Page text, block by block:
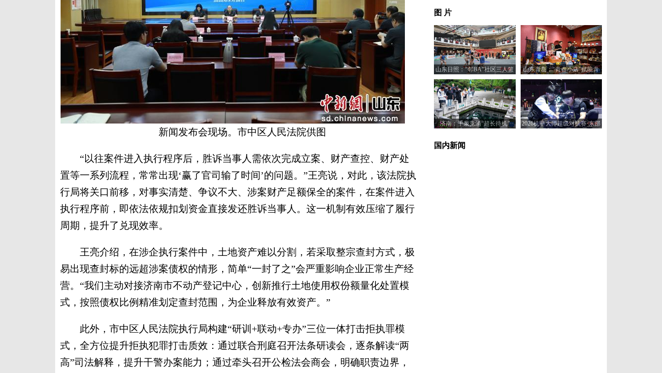
新闻发布会现场。市中区人民法院供图
“以往案件进入执行程序后，胜诉当事人需依次完成立案、财产查控、财产处
置等一系列流程，常常出现‘赢了官司输了时间’的问题。”王亮说，对此，该法院执
行局将关口前移，对事实清楚、争议不大、涉案财产足额保全的案件，在案件进入
执行程序前，即依法依规扣划资金直接发还胜诉当事人。这一机制有效压缩了履行
周期，提升了兑现效率。
王亮介绍，在涉企执行案件中，土地资产难以分割，若采取整宗查封方式，极
易出现查封标的远超涉案债权的情形，简单“一封了之”会严重影响企业正常生产经
营。“我们主动对接济南市不动产登记中心，创新推行土地使用权份额量化处置模
式，按照债权比例精准划定查封范围，为企业释放有效资产。”
此外，市中区人民法院执行局构建“研训+联动+专办”三位一体打击拒执罪模
式，全方位提升拒执犯罪打击质效：通过联合刑庭召开法条研读会，逐条解读“两
高”司法解释，提升干警办案能力；通过牵头召开公检法会商会，明确职责边界，
图 片
山东日照：“邻BA”社区三人篮
球赛火热开打
山东青岛：“青春小店”赋能青
年创业新活力
济南：千泉竞涌“超长待机”
2026机甲大师超级对抗赛·东部
国内新闻